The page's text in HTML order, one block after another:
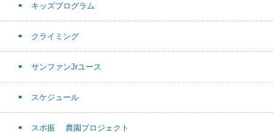
キッズプログラム
クライミング
サンファンJrユース
スケジュール
スポ振 農園プロジェクト